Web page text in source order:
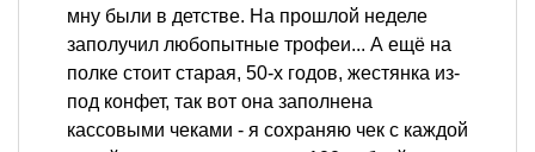
мну были в детстве. На прошлой неделе
заполучил любопытные трофеи... А ещё на
полке стоит старая, 50-х годов, жестянка из-
под конфет, так вот она заполнена
кассовыми чеками - я сохраняю чек с каждой